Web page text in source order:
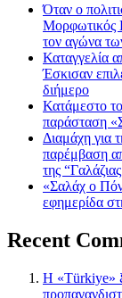
Όταν ο
Μορφωτικός
τον αγώνα
Καταγγελία
Έσκισαν
διήμερο
Κατάμεστο
παράσταση
Διαμάχη για
παρέμβαση
της
«Σαλάχ ο
εφημερίδα
Recent
Η «Türkiye»